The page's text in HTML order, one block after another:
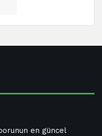
en güncel